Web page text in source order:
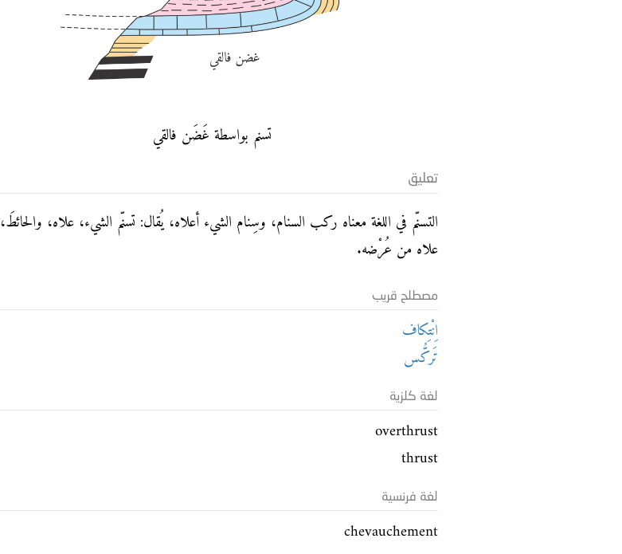
تسنم بواسطة غَضَن فالقي
تعليق
التسنّم في اللغة معناه ركب السنام، وسِنام الشيء أعلاه، يُقال: تسنّم الشيء، علاه، والحائطَ،
علاه من عُرْضه.
مصطلح قريب
اِنْتِكاف
تَركُّس
لغة كلزية
overthrust
thrust
لغة فرنسية
chevauchement